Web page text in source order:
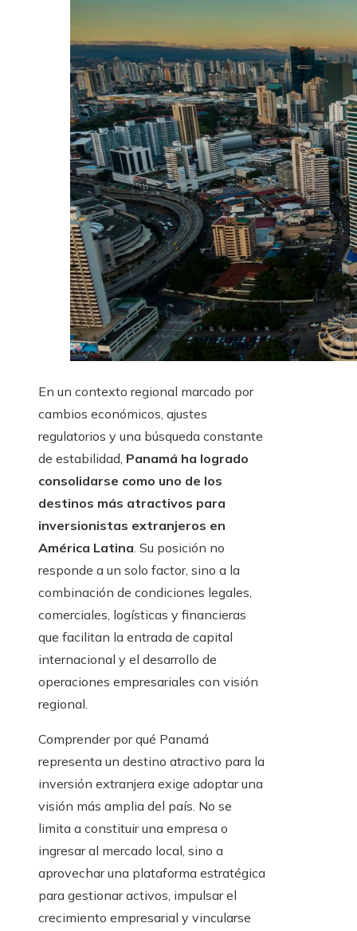
En un contexto regional marcado por
cambios económicos, ajustes
regulatorios y una búsqueda constante
de estabilidad, Panamá ha logrado
consolidarse como uno de los
destinos más atractivos para
inversionistas extranjeros en
América Latina. Su posición no
responde a un solo factor, sino a la
combinación de condiciones legales,
comerciales, logísticas y financieras
que facilitan la entrada de capital
internacional y el desarrollo de
operaciones empresariales con visión
regional.
Comprender por qué Panamá
representa un destino atractivo para la
inversión extranjera exige adoptar una
visión más amplia del país. No se
limita a constituir una empresa o
ingresar al mercado local, sino a
aprovechar una plataforma estratégica
para gestionar activos, impulsar el
crecimiento empresarial y vincularse